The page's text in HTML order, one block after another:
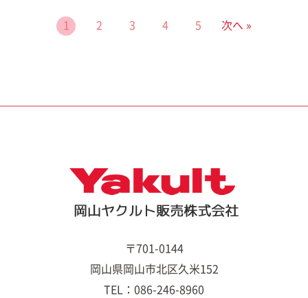
1 2 3 4 5 次へ »
〒701-0144
岡山県岡山市北区久米152
TEL：086-246-8960